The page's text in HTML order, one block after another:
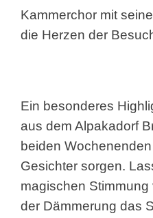
Kammerchor mit
die Herzen der
Ein besonderes
aus dem Alpakadorf
beiden
Gesichter sorgen.
magischen
der Dämmerung das